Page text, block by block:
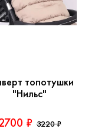
топотушки
"Нильс"
₽ 3220 ₽